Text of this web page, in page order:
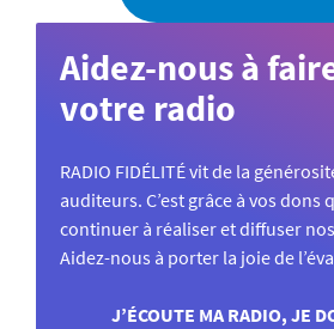
Aidez-nous à
votre radio
RADIO FIDÉLITÉ vit de la
auditeurs. C’est grâce à vos dons
continuer à réaliser et diffuser
Aidez-nous à porter la joie de
J’ÉCOUTE MA RADIO, JE